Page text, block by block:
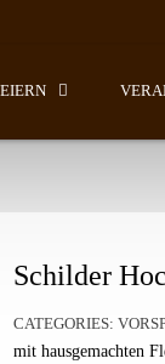
Schilder
CATEGORIES:
mit hausgemachten